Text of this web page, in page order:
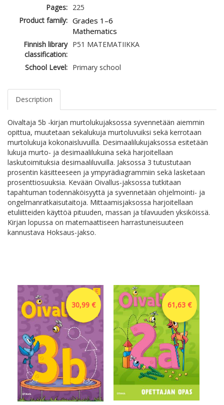
Pages: 225
Product family: Grades 1–6
Mathematics
Finnish library
classification:
P51 MATEMATIIKKA
School Level: Primary school
Description
Oivaltaja 5b -kirjan murtolukujaksossa syvennetään aiemmin
opittua, muutetaan sekalukuja murtoluvuiksi sekä kerrotaan
murtolukuja kokonaisluvuilla. Desimaalilukujaksossa esitetään
lukuja murto- ja desimaalilukuina sekä harjoitellaan
laskutoimituksia desimaaliluvuilla. Jaksossa 3 tutustutaan
prosentin käsitteeseen ja ympyrädiagrammiin sekä lasketaan
prosenttiosuuksia. Kevään Oivallus-jaksossa tutkitaan
tapahtuman todennäköisyyttä ja syvennetään ohjelmointi- ja
ongelmanratkaisutaitoja. Mittaamisjaksossa harjoitellaan
etuliitteiden käyttöä pituuden, massan ja tilavuuden yksiköissä.
Kirjan lopussa on matemaattiseen harrastuneisuuteen
kannustava Hoksaus-jakso.
30,99 € 61,63 €